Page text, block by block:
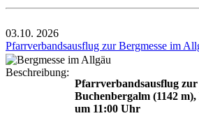
03.10. 2026
Pfarrverbandsausflug zur Bergmesse im
Beschreibung:
Pfarrverbandsausflug zur
Buchenbergalm (1142
um 11:00 Uhr